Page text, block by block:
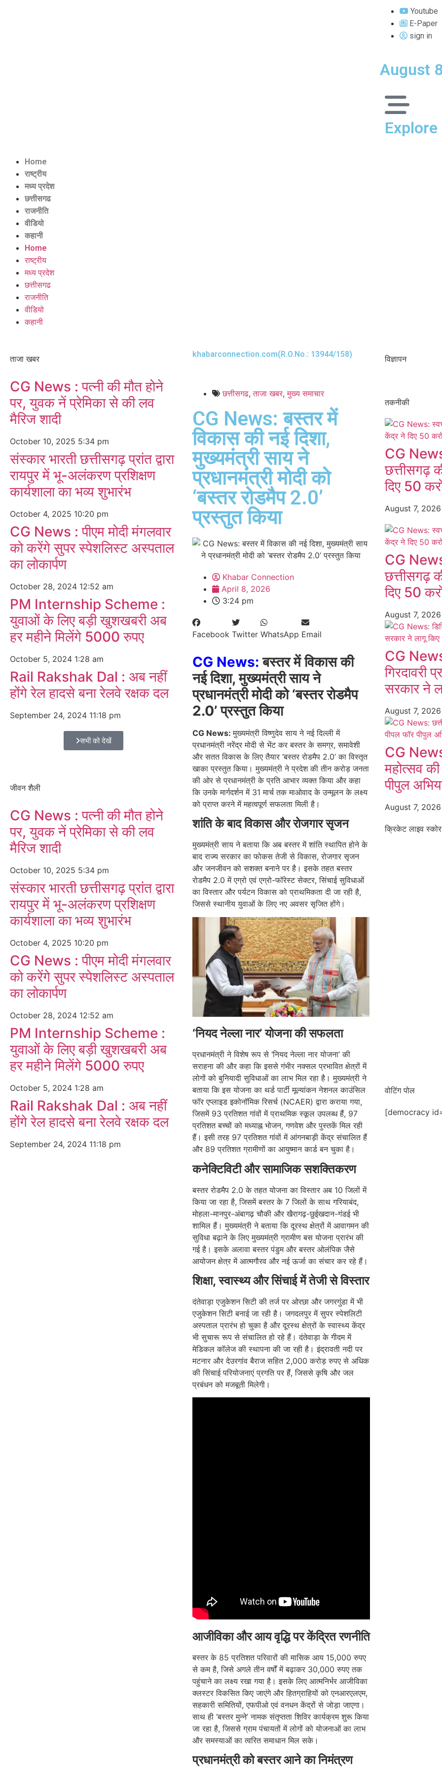
Youtube
E-Paper
sign in
August
Explore
Home
राष्ट्रीय
मध्य प्रदेश
छत्तीसगढ
राजनीति
वीडियो
कहानी
Home
राष्ट्रीय
मध्य प्रदेश
छत्तीसगढ
राजनीति
वीडियो
कहानी
ताजा खबर
CG News : पत्नी की मौत होने
पर, युवक नें प्रेमिका से की लव
मैरिज शादी
October 10, 2025 5:34 pm
संस्कार भारती छत्तीसगढ़ प्रांत द्वारा
रायपुर में भू-अलंकरण प्रशिक्षण
कार्यशाला का भव्य शुभारंभ
October 4, 2025 10:20 pm
CG News : पीएम मोदी मंगलवार
को करेंगे सुपर स्पेशलिस्ट अस्पताल
का लोकार्पण
October 28, 2024 12:52 am
PM Internship Scheme :
युवाओं के लिए बड़ी खुशखबरी अब
हर महीने मिलेंगे 5000 रुपए
October 5, 2024 1:28 am
Rail Rakshak Dal : अब नहीं
होंगे रेल हादसे बना रेलवे रक्षक दल
September 24, 2024 11:18 pm
सभी को देखें
जीवन शैली
CG News : पत्नी की मौत होने
पर, युवक नें प्रेमिका से की लव
मैरिज शादी
October 10, 2025 5:34 pm
संस्कार भारती छत्तीसगढ़ प्रांत द्वारा
रायपुर में भू-अलंकरण प्रशिक्षण
कार्यशाला का भव्य शुभारंभ
October 4, 2025 10:20 pm
CG News : पीएम मोदी मंगलवार
को करेंगे सुपर स्पेशलिस्ट अस्पताल
का लोकार्पण
October 28, 2024 12:52 am
PM Internship Scheme :
युवाओं के लिए बड़ी खुशखबरी अब
हर महीने मिलेंगे 5000 रुपए
October 5, 2024 1:28 am
Rail Rakshak Dal : अब नहीं
होंगे रेल हादसे बना रेलवे रक्षक दल
September 24, 2024 11:18 pm
khabarconnection.com(R.O.No.: 13944/158)
छत्तीसगढ,ताजा खबर,मुख्य समाचार​
CG News: बस्तर में
विकास की नई दिशा,
मुख्यमंत्री साय ने
प्रधानमंत्री मोदी को
‘बस्तर रोडमैप 2.0’
प्रस्तुत किया
Khabar Connection
April 8, 2026
3:24 pm
Facebook Twitter WhatsApp Email
CG News:बस्तर में विकास की
नई दिशा, मुख्यमंत्री साय ने
प्रधानमंत्री मोदी को ‘बस्तर रोडमैप
2.0’ प्रस्तुत किया
CG News:मुख्यमंत्री विष्णुदेव साय ने नई दिल्ली में
प्रधानमंत्री नरेंद्र मोदी से भेंट कर बस्तर के समग्र, समावेशी
और सतत विकास के लिए तैयार ‘बस्तर रोडमैप 2.0’ का विस्तृत
खाका प्रस्तुत किया। मुख्यमंत्री ने प्रदेश की तीन करोड़ जनता
की ओर से प्रधानमंत्री के प्रति आभार व्यक्त किया और कहा
कि उनके मार्गदर्शन में 31 मार्च तक माओवाद के उन्मूलन के लक्ष्य
को प्राप्त करने में महत्वपूर्ण सफलता मिली है।
शांति के बाद विकास और रोजगार सृजन
मुख्यमंत्री साय ने बताया कि अब बस्तर में शांति स्थापित होने के
बाद राज्य सरकार का फोकस तेजी से विकास, रोजगार सृजन
और जनजीवन को सशक्त बनाने पर है। इसके तहत बस्तर
रोडमैप 2.0 में एग्रो एवं एग्रो-फॉरेस्ट सेक्टर, सिंचाई सुविधाओं
का विस्तार और पर्यटन विकास को प्राथमिकता दी जा रही है,
जिससे स्थानीय युवाओं के लिए नए अवसर सृजित होंगे।
‘नियद नेल्ला नार’ योजना की सफलता
प्रधानमंत्री ने विशेष रूप से ‘नियद नेल्ला नार योजना’ की
सराहना की और कहा कि इससे गंभीर नक्सल प्रभावित क्षेत्रों में
लोगों को बुनियादी सुविधाओं का लाभ मिल रहा है। मुख्यमंत्री ने
बताया कि इस योजना का थर्ड पार्टी मूल्यांकन नेशनल काउंसिल
फॉर एप्लाइड इकोनॉमिक रिसर्च (NCAER) द्वारा कराया गया,
जिसमें 93 प्रतिशत गांवों में प्राथमिक स्कूल उपलब्ध हैं, 97
प्रतिशत बच्चों को मध्याह्न भोजन, गणवेश और पुस्तकें मिल रही
हैं। इसी तरह 97 प्रतिशत गांवों में आंगनबाड़ी केंद्र संचालित हैं
और 89 प्रतिशत ग्रामीणों का आयुष्मान कार्ड बन चुका है।
कनेक्टिविटी और सामाजिक सशक्तिकरण
बस्तर रोडमैप 2.0 के तहत योजना का विस्तार अब 10 जिलों में
किया जा रहा है, जिसमें बस्तर के 7 जिलों के साथ गरियाबंद,
मोहला-मानपुर-अंबागढ़ चौकी और खैरागढ़-छुईखदान-गंडई भी
शामिल हैं। मुख्यमंत्री ने बताया कि दूरस्थ क्षेत्रों में आवागमन की
सुविधा बढ़ाने के लिए मुख्यमंत्री ग्रामीण बस योजना प्रारंभ की
गई है। इसके अलावा बस्तर पंडुम और बस्तर ओलंपिक जैसे
आयोजन क्षेत्र में आत्मगौरव और नई ऊर्जा का संचार कर रहे हैं।
शिक्षा, स्वास्थ्य और सिंचाई में तेजी से विस्तार
दंतेवाड़ा एजुकेशन सिटी की तर्ज पर ओरछा और जगरगुंडा में भी
एजुकेशन सिटी बनाई जा रही है। जगदलपुर में सुपर स्पेशलिटी
अस्पताल प्रारंभ हो चुका है और दूरस्थ क्षेत्रों के स्वास्थ्य केंद्र
भी सुचारू रूप से संचालित हो रहे हैं। दंतेवाड़ा के गीदम में
मेडिकल कॉलेज की स्थापना की जा रही है। इंद्रावती नदी पर
मटनार और देउरगांव बैराज सहित 2,000 करोड़ रुपए से अधिक
की सिंचाई परियोजनाएं प्रगति पर हैं, जिससे कृषि और जल
प्रबंधन को मजबूती मिलेगी।
आजीविका और आय वृद्धि पर केंद्रित रणनीति
बस्तर के 85 प्रतिशत परिवारों की मासिक आय 15,000 रुपए
से कम है, जिसे अगले तीन वर्षों में बढ़ाकर 30,000 रुपए तक
पहुंचाने का लक्ष्य रखा गया है। इसके लिए आत्मनिर्भर आजीविका
क्लस्टर विकसित किए जाएंगे और हितग्राहियों को एनआरएलएम,
सहकारी समितियों, एफपीओ एवं वनधन केंद्रों से जोड़ा जाएगा।
साथ ही ‘बस्तर मुन्ने’ नामक संतृप्तता शिविर कार्यक्रम शुरू किया
जा रहा है, जिससे ग्राम पंचायतों में लोगों को योजनाओं का लाभ
और समस्याओं का त्वरित समाधान मिल सके।
प्रधानमंत्री को बस्तर आने का निमंत्रण
विज्ञापन
तकनीकी
CG
छत्तीसगढ़
दिए 50
August 7,
CG
छत्तीसगढ़
दिए 50
August 7,
CG
गिरदावरी
सरकार ने
August 7,
CG
महोत्सव
पीपुल
August 7,
क्रिकेट लाइव स्कोर
वोटिंग पोल
[democracy